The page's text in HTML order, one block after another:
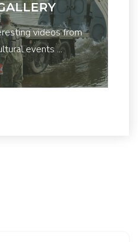
videos from
events ...